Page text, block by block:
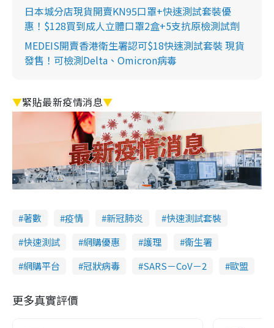
日本城分店現貨開賣KN95口罩+快速測試套裝優
惠！$128買到成人立體口罩2盒+5支抗原檢測試劑
MEDEIS開賣香港衛生署認可$18快速測試套裝 現貨
發售！可檢測Delta、Omicron病毒
▼緊貼最新疫情消息▼
著數 疫情 新冠肺炎
快速測試套裝
快速測試
網購優惠 護理
衞生署
網購平台
冠狀病毒 SARS－CoV－2 歐盟
更多真實評價